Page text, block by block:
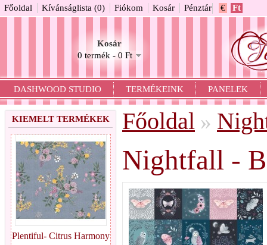
€ Ft
Kosár
0 termék - 0 Ft
Főoldal Kívánságlista (0) Fiókom Kosár Pénztár
DASHWOOD STUDIO TERMÉKEINK PANELEK
KIEMELT TERMÉKEK
Plentiful- Citrus Harmony
Főoldal »
Nightfall -